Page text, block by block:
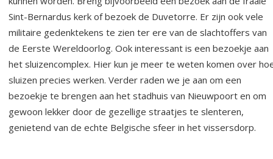
Sint-Bernardus kerk of bezoek de Duvetorre. Er zijn ook vele
militaire gedenktekens te zien ter ere van de slachtoffers van
de Eerste Wereldoorlog. Ook interessant is een bezoekje aan
het sluizencomplex. Hier kun je meer te weten komen over
sluizen precies werken. Verder raden we je aan om een
bezoekje te brengen aan het stadhuis van Nieuwpoort en om
gewoon lekker door de gezellige straatjes te slenteren,
genietend van de echte Belgische sfeer in het vissersdorp.